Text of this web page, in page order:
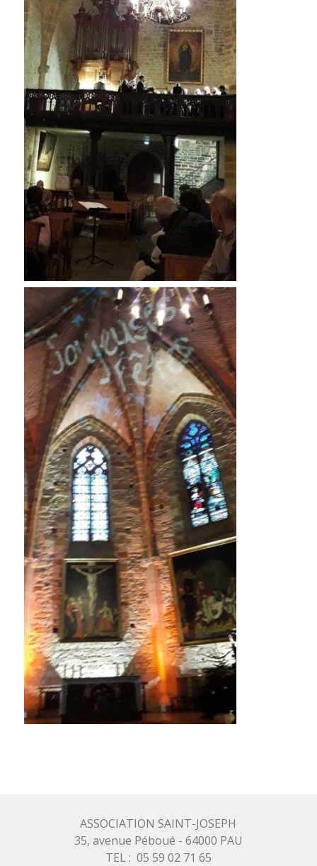
ASSOCIATION SAINT-JOSEPH
35, avenue Péboué - 64000 PAU
TEL : 05 59 02 71 65